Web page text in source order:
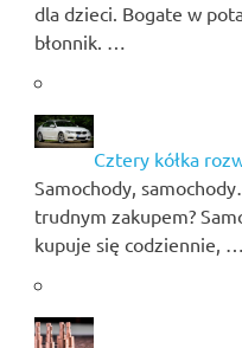
dla dzieci. Bogate w
błonnik. …
Cztery kółka
Samochody,
trudnym zakupem?
kupuje się codziennie, …